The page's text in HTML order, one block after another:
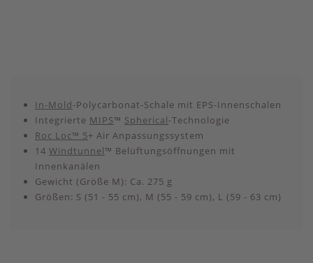
In-Mold-Polycarbonat-Schale mit EPS-Innenschalen
Integrierte MIPS™ Spherical-Technologie
Roc Loc™ 5+ Air Anpassungssystem
14 Windtunnel™ Belüftungsöffnungen mit
Innenkanälen
Gewicht (Größe M): Ca. 275 g
Größen: S (51 - 55 cm), M (55 - 59 cm), L (59 - 63 cm)